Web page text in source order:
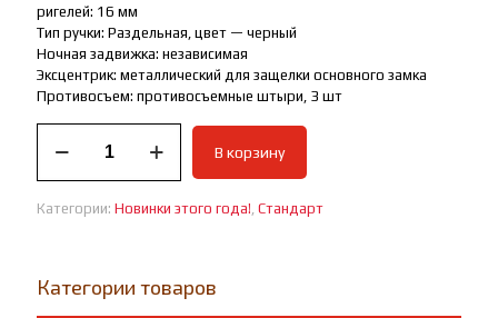
ригелей: 16 мм
Тип ручки: Раздельная, цвет — черный
Ночная задвижка: независимая
Эксцентрик: металлический для защелки основного замка
Противосъем: противосъемные штыри, 3 шт
товара
СТАНДАРТ
Новинка!
В корзину
Категории: Новинки этого года!, Стандарт
Категории товаров